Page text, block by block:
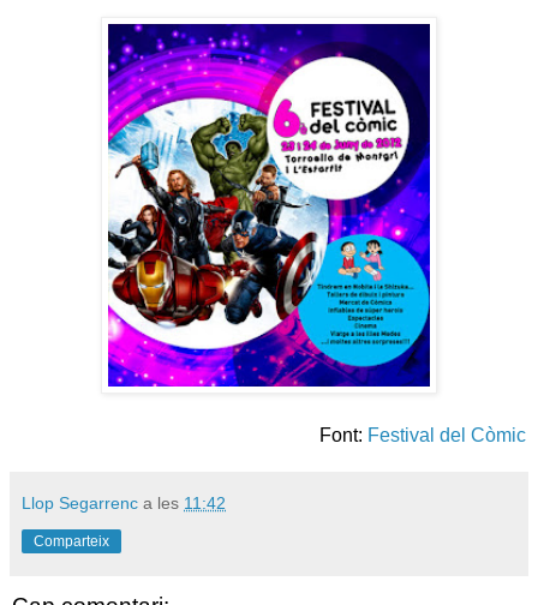
Font: Festival del Còmic
Llop Segarrenc a les 11:42
Comparteix